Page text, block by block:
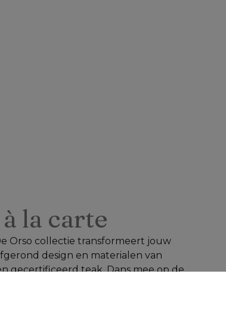
la carte
Orso collectie transformeert jouw
design en materialen van
gecertificeerd teak. Dans mee op de
verzoen comfort met elegantie
en maak van jouw tuin of terras
combineert verfijning met
van de bovenste plank,